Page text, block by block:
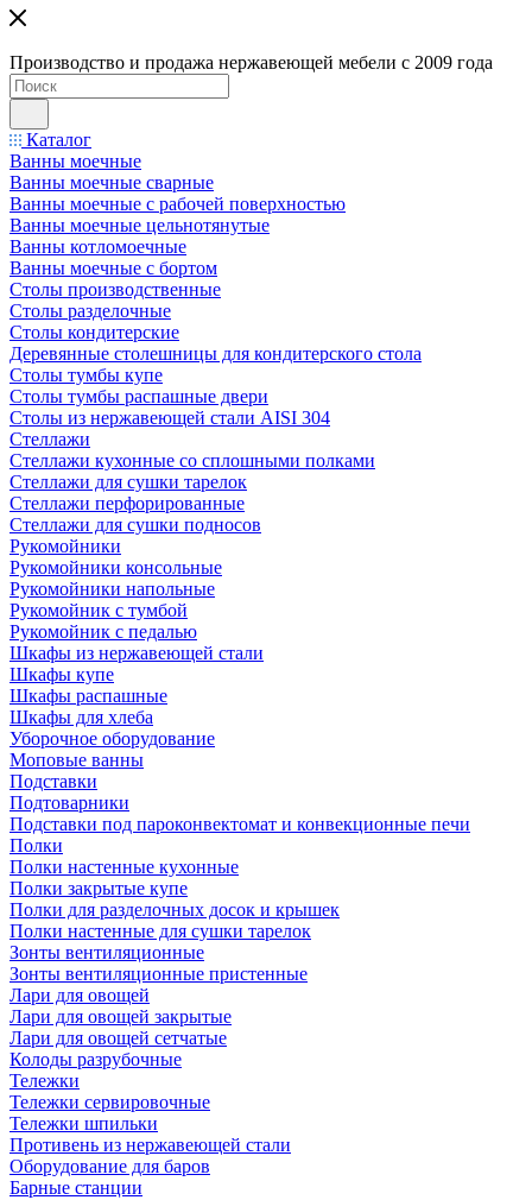
Производство и продажа нержавеющей мебели с 2009 года
Каталог
Ванны моечные
Ванны моечные сварные
Ванны моечные с рабочей поверхностью
Ванны моечные цельнотянутые
Ванны котломоечные
Ванны моечные с бортом
Столы производственные
Столы разделочные
Столы кондитерские
Деревянные столешницы для кондитерского стола
Столы тумбы купе
Столы тумбы распашные двери
Столы из нержавеющей стали AISI 304
Стеллажи
Стеллажи кухонные со сплошными полками
Стеллажи для сушки тарелок
Стеллажи перфорированные
Стеллажи для сушки подносов
Рукомойники
Рукомойники консольные
Рукомойники напольные
Рукомойник с тумбой
Рукомойник с педалью
Шкафы из нержавеющей стали
Шкафы купе
Шкафы распашные
Шкафы для хлеба
Уборочное оборудование
Моповые ванны
Подставки
Подтоварники
Подставки под пароконвектомат и конвекционные печи
Полки
Полки настенные кухонные
Полки закрытые купе
Полки для разделочных досок и крышек
Полки настенные для сушки тарелок
Зонты вентиляционные
Зонты вентиляционные пристенные
Лари для овощей
Лари для овощей закрытые
Лари для овощей сетчатые
Колоды разрубочные
Тележки
Тележки сервировочные
Тележки шпильки
Противень из нержавеющей стали
Оборудование для баров
Барные станции